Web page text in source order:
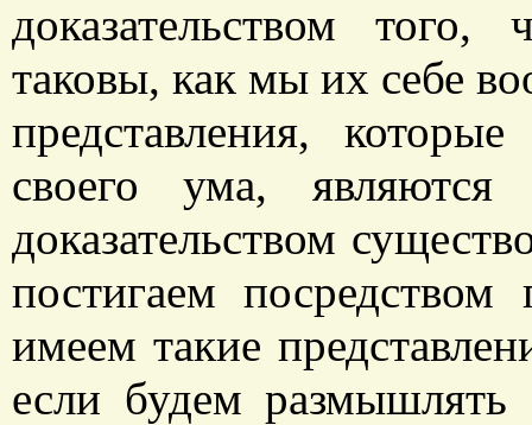
доказательством
таковы, как мы их себе
представления,
своего ума, являются
доказательством
постигаем
имеем такие
если будем размышлять